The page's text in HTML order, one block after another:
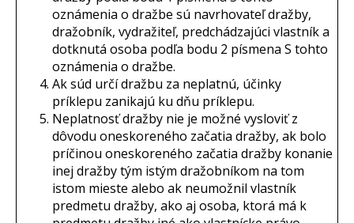
oznámenia o dražbe sú navrhovateľ dražby,
dražobník, vydražiteľ, predchádzajúci vlastník a
dotknutá osoba podľa bodu 2 písmena S tohto
oznámenia o dražbe.
Ak súd určí dražbu za neplatnú, účinky
príklepu zanikajú ku dňu príklepu.
Neplatnosť dražby nie je možné vysloviť z
dôvodu oneskoreného začatia dražby, ak bolo
príčinou oneskoreného začatia dražby konanie
inej dražby tým istým dražobníkom na tom
istom mieste alebo ak neumožnil vlastník
predmetu dražby, ako aj osoba, ktorá má k